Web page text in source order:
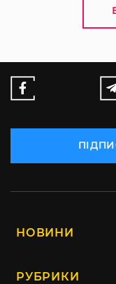
НОВИНИ
РУБРИКИ